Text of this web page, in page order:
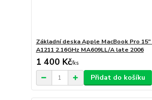
Základní deska Apple MacBook Pro 15"
A1211 2.16GHz MA609LL/A late 2006
1 400 Kč/ks
Přidat do košíku